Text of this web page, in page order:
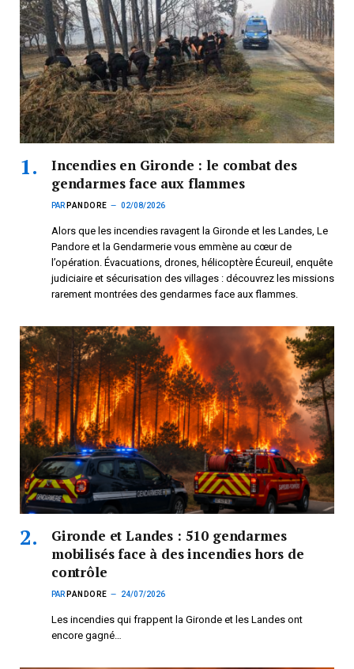
Incendies en Gironde : le combat des
gendarmes face aux flammes
PAR PANDORE 02/08/2026
Alors que les incendies ravagent la Gironde et les Landes, Le
Pandore et la Gendarmerie vous emmène au cœur de
l’opération. Évacuations, drones, hélicoptère Écureuil, enquête
judiciaire et sécurisation des villages : découvrez les missions
rarement montrées des gendarmes face aux flammes.
Gironde et Landes : 510 gendarmes
mobilisés face à des incendies hors de
contrôle
PAR PANDORE 24/07/2026
Les incendies qui frappent la Gironde et les Landes ont
encore gagné…